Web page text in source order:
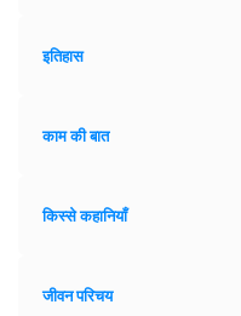
इतिहास
काम की बात
किस्से कहानियाँ
जीवन परिचय